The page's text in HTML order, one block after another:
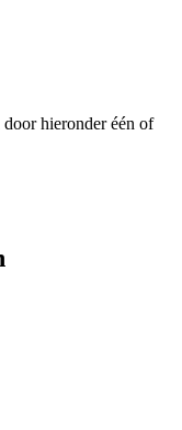
hieronder één of